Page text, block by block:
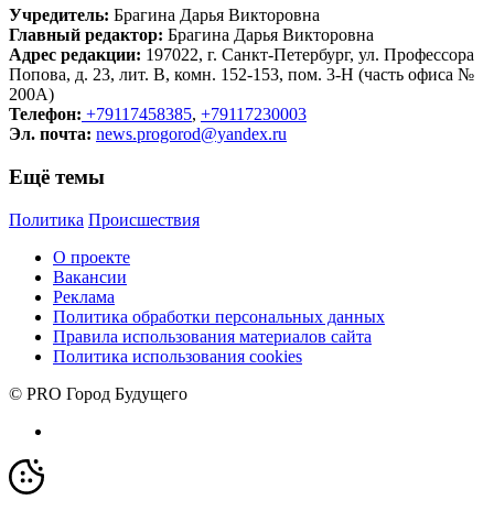
Учредитель: Брагина Дарья Викторовна
Главный редактор: Брагина Дарья Викторовна
Адрес редакции: 197022, г. Санкт-Петербург, ул. Профессора
Попова, д. 23, лит. В, комн. 152-153, пом. 3-Н (часть офиса №
200А)
Телефон: +79117458385, +79117230003
Эл. почта: news.progorod@yandex.ru
Ещё темы
Политика Происшествия
О проекте
Вакансии
Реклама
Политика обработки персональных данных
Правила использования материалов сайта
Политика использования cookies
© PRO Город Будущего